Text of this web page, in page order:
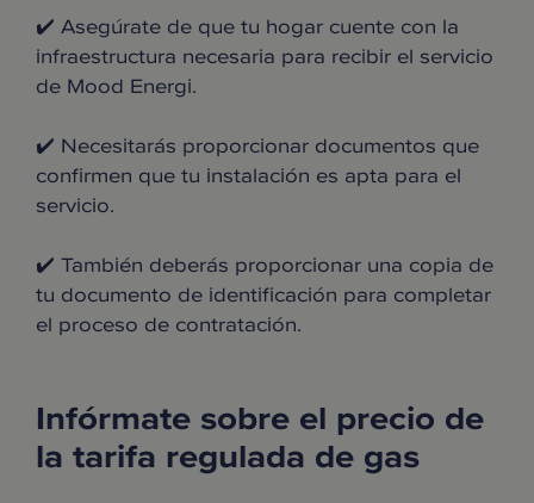
✔️ Asegúrate de que tu hogar cuente con la
infraestructura necesaria para recibir el servicio
de Mood Energi.
✔️ Necesitarás proporcionar documentos que
confirmen que tu instalación es apta para el
servicio.
✔️ También deberás proporcionar una copia de
tu documento de identificación para completar
el proceso de contratación.
Infórmate sobre el precio de
la tarifa regulada de gas